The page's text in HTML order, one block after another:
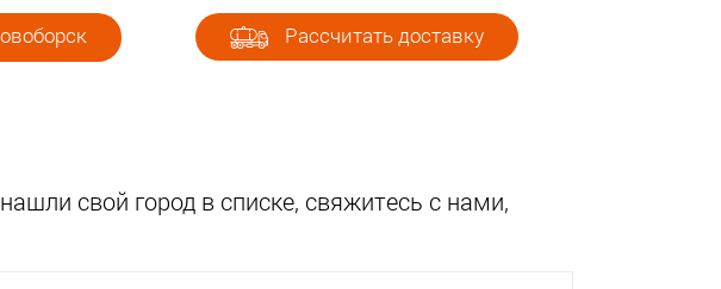
Рассчитать доставку
свой город в списке, свяжитесь с нами,